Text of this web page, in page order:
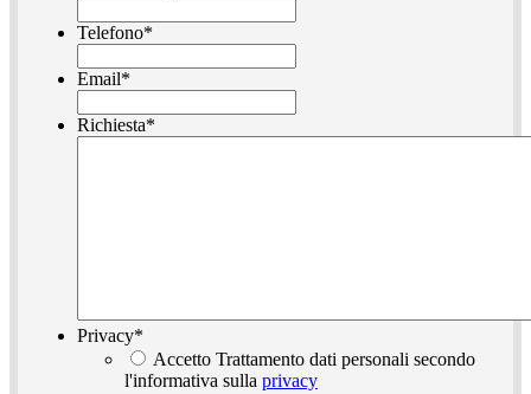
Telefono*
Email*
Richiesta*
Privacy*
Accetto Trattamento dati personali secondo
l'informativa sulla privacy